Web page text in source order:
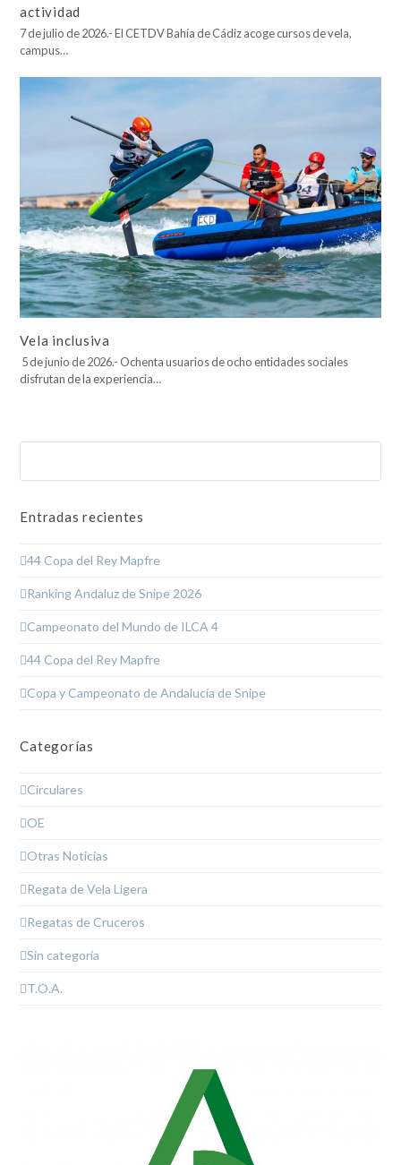
actividad
7 de julio de 2026.- El CETDV Bahía de Cádiz acoge cursos de vela,
campus…
Vela inclusiva
5 de junio de 2026.- Ochenta usuarios de ocho entidades sociales
disfrutan de la experiencia…
Entradas recientes
44 Copa del Rey Mapfre
Ranking Andaluz de Snipe 2026
Campeonato del Mundo de ILCA 4
44 Copa del Rey Mapfre
Copa y Campeonato de Andalucía de Snipe
Categorías
Circulares
OE
Otras Noticias
Regata de Vela Ligera
Regatas de Cruceros
Sin categoría
T.O.A.